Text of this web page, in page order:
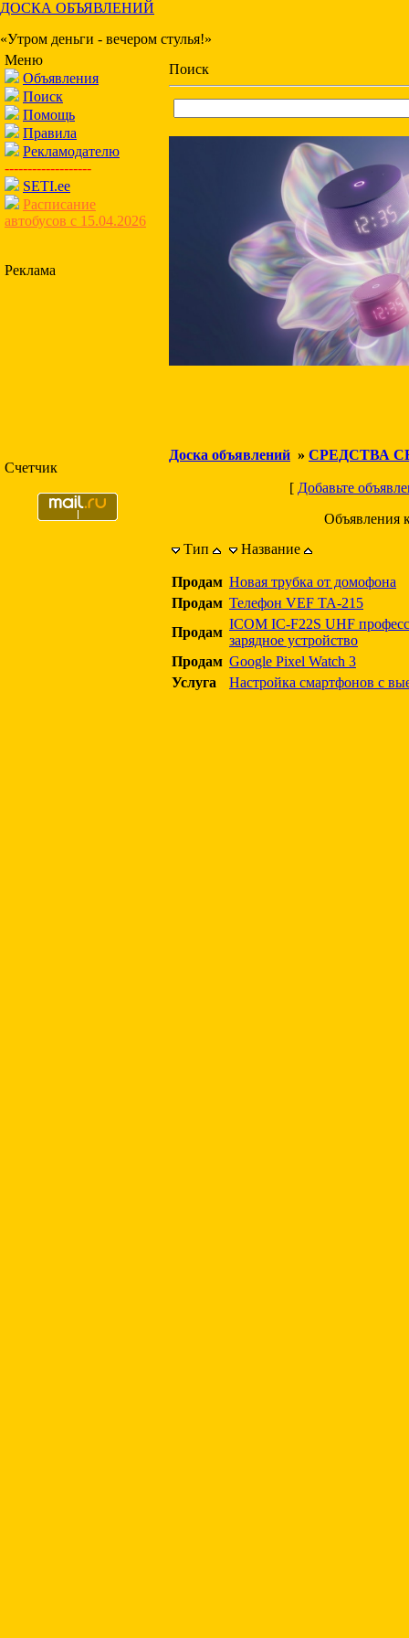
ДОСКА ОБЪЯВЛЕНИЙ
«Утром деньги - вечером стулья!»
Меню
Объявления
Поиск
Помощь
Правила
Рекламодателю
-------------------
SETI.ee
Расписание
автобусов с 15.04.2026
Реклама
Счетчик
Поиск
Доска объявлений » СРЕДСТВА
[ Добавьте
Объявления
Тип
Название
Продам Новая трубка от домофона
Продам Телефон VEF TA-215
Продам
ICOM IC-F22S UHF
зарядное устройство
Продам Google Pixel Watch 3
Услуга
Настройка смартфонов с